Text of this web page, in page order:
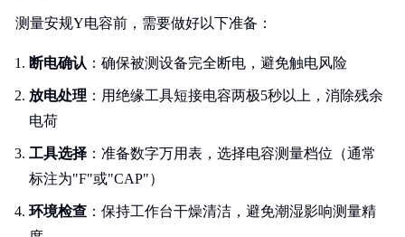
测量安规Y电容前，需要做好以下准备：
断电确认 ：确保被测设备完全断电，避免触电风险
放电处理 ：用绝缘工具短接电容两极5秒以上，消除残余
电荷
工具选择 ：准备数字万用表，选择电容测量档位（通常
标注为"F"或"CAP"）
环境检查 ：保持工作台干燥清洁，避免潮湿影响测量精